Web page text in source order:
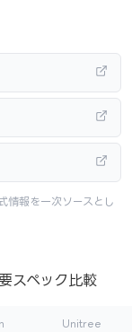
情報を一次ソースとし
スペック比較
Unitree